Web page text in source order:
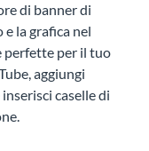
di banner di
la grafica nel
perfette per il tuo
aggiungi
caselle di